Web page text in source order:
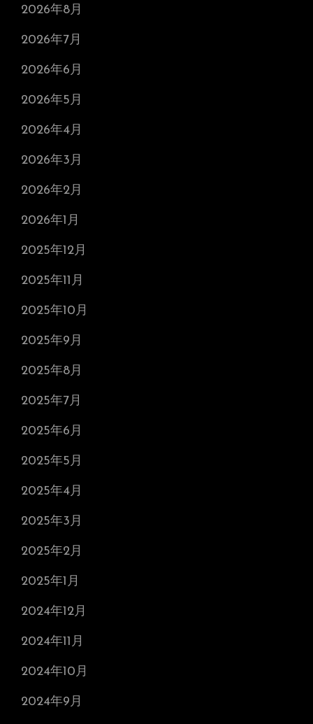
2026年8月
2026年7月
2026年6月
2026年5月
2026年4月
2026年3月
2026年2月
2026年1月
2025年12月
2025年11月
2025年10月
2025年9月
2025年8月
2025年7月
2025年6月
2025年5月
2025年4月
2025年3月
2025年2月
2025年1月
2024年12月
2024年11月
2024年10月
2024年9月